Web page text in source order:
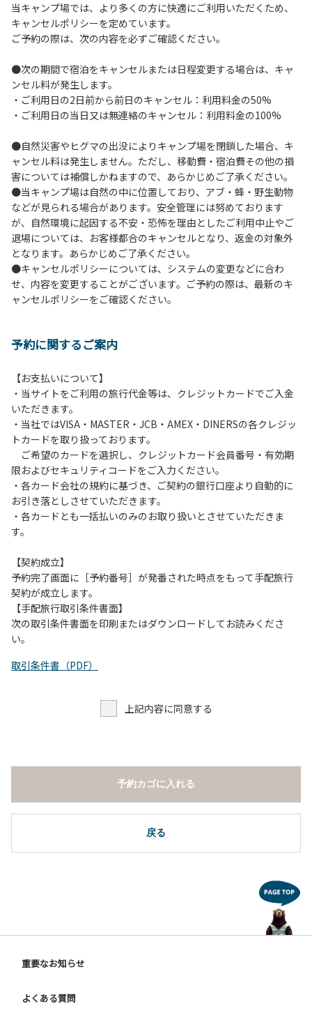
２.安全管理上、お子様の単独での行動はご遠慮ください。
３.調度品などの持ち出しはしないでください。
４.午後10時以降の花火の使用は禁止です。
使用、夜間の大声での談笑等）や他人に嫌悪感を与えるよう
な行為はお止めください。
６.芝生や地面での直火による焚き火、BBQ、キャンプファ
イヤーは禁止します。
台の利用後は炭の鎮火の確認をお願いいたします。
８.バンガローの芝生にはテントは張らないでください。（タ
ープは１つまで可）
９.各自で出されましたゴミは全てお持ち帰りください。（使
用済みの炭は専用の捨て場に捨てられます。）
10.施設内および駐車場などで起きた金品等の盗難、ご利用
者間でのトラブルで生じた損害に対しては、一切の責任を負
いかねます。
11.施設の利用については管理人の指示に従ってください。従
わない場合は退場していただき、今後の利用をお断りする場
合があります。
当キャンプ場では、より多くの方に快適にご利用いただくため、
キャンセルポリシーを定めています。
ご予約の際は、次の内容を必ずご確認ください。
●次の期間で宿泊をキャンセルまたは日程変更する場合は、キャ
ンセル料が発生します。
・ご利用日の2日前から前日のキャンセル：利用料金の50%
・ご利用日の当日又は無連絡のキャンセル：利用料金の100%
●自然災害やヒグマの出没によりキャンプ場を閉鎖した場合、キ
ャンセル料は発生しません。ただし、移動費・宿泊費その他の損
害については補償しかねますので、あらかじめご了承ください。
●当キャンプ場は自然の中に位置しており、アブ・蜂・野生動物
などが見られる場合があります。安全管理には努めております
が、自然環境に起因する不安・恐怖を理由としたご利用中止やご
退場については、お客様都合のキャンセルとなり、返金の対象外
となります。あらかじめご了承ください。
●キャンセルポリシーについては、システムの変更などに合わ
せ、内容を変更することがございます。ご予約の際は、最新のキ
ャンセルポリシーをご確認ください。
予約に関するご案内
【お支払いについて】
・当サイトをご利用の旅行代金等は、クレジットカードでご入金
いただきます。
・当社ではVISA・MASTER・JCB・AMEX・DINERSの各クレジッ
トカードを取り扱っております。
ご希望のカードを選択し、クレジットカード会員番号・有効期
限およびセキュリティコードをご入力ください。
・各カード会社の規約に基づき、ご契約の銀行口座より自動的に
お引き落としさせていただきます。
・各カードとも一括払いのみのお取り扱いとさせていただきま
す。
【契約成立】
予約完了画面に［予約番号］が発番された時点をもって手配旅行
契約が成立します。
【手配旅行取引条件書面】
次の取引条件書面を印刷またはダウンロードしてお読みくださ
い。
取引条件書（PDF）
上記内容に同意する
戻る
予約カゴに入れる
重要なお知らせ
よくある質問